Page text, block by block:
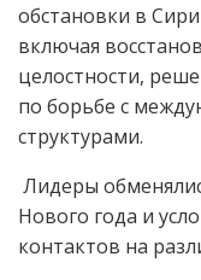
обстановки в
включая
целостности,
по борьбе с
структурами.
Лидеры
Нового года и
контактов на